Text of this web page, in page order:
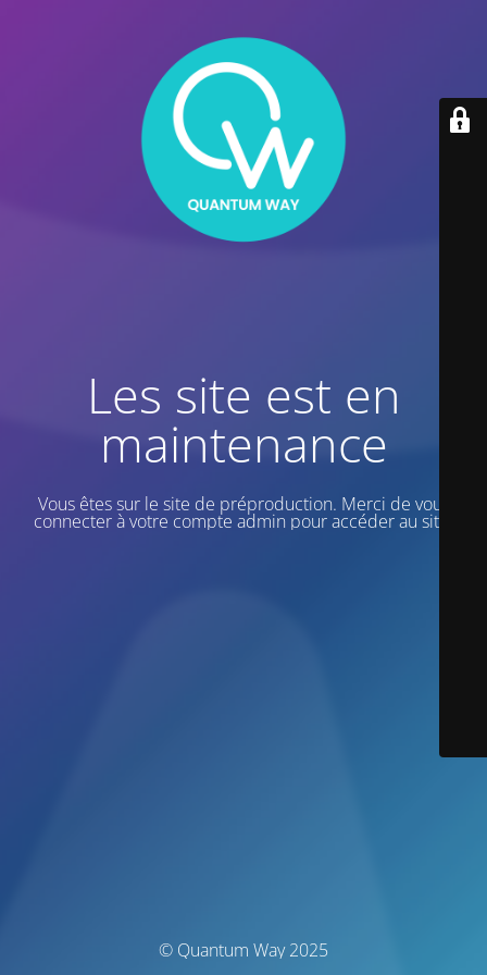
Les site est en
maintenance
Vous êtes sur le site de préproduction. Merci de vous
connecter à votre compte admin pour accéder au site.
© Quantum Way 2025